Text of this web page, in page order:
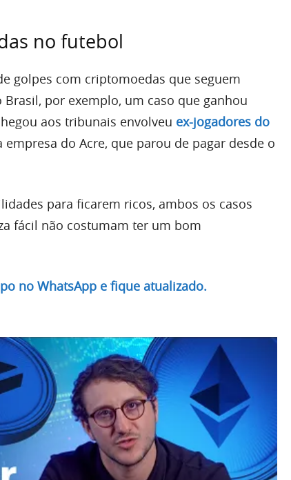
no futebol
golpes com criptomoedas que seguem
por exemplo, um caso que ganhou
aos tribunais envolveu ex-jogadores do
do Acre, que parou de pagar desde o
para ficarem ricos, ambos os casos
fácil não costumam ter um bom
no WhatsApp e fique atualizado.